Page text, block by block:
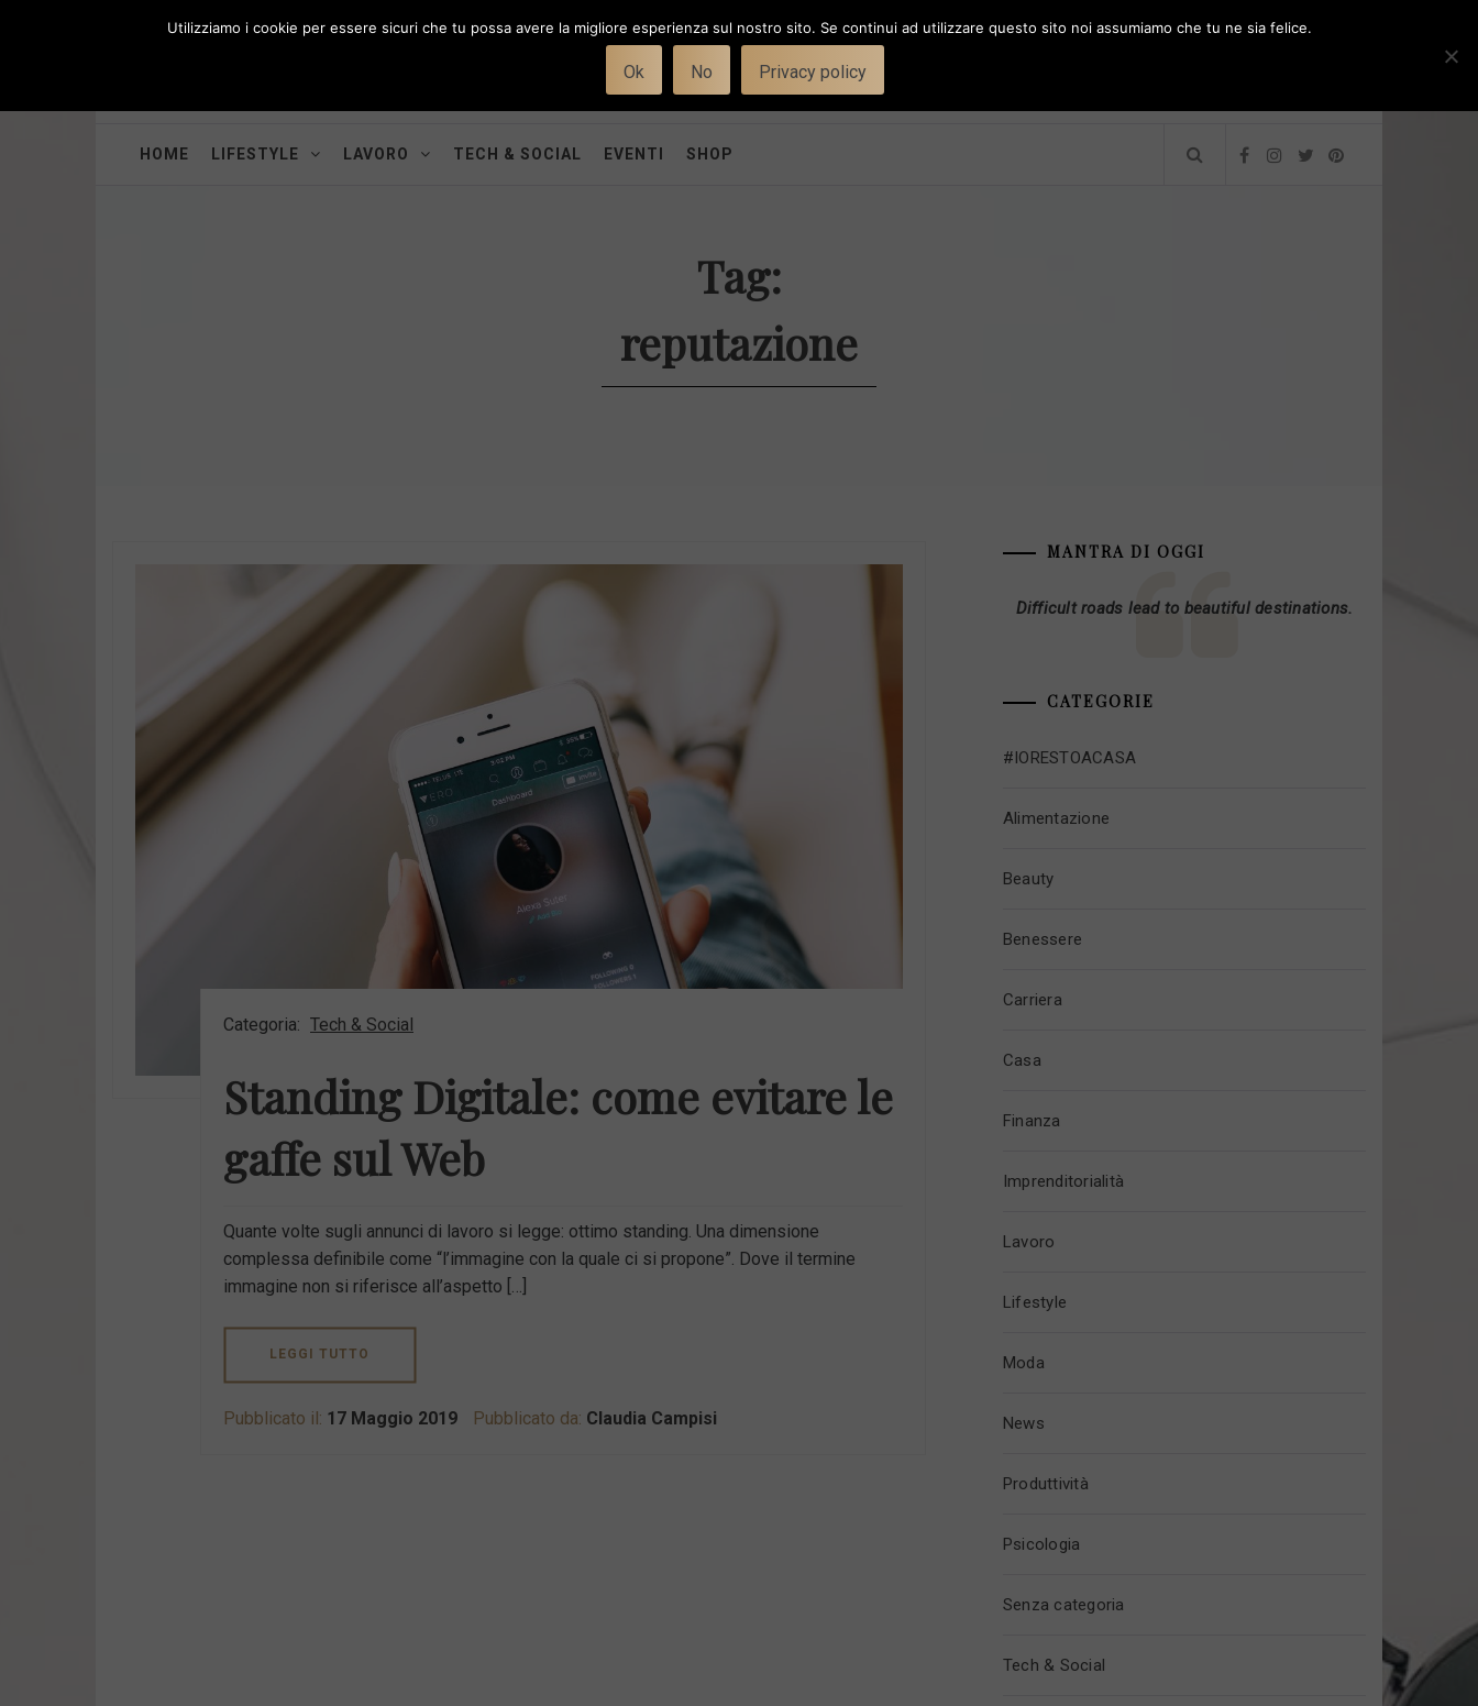
HOME LIFESTYLE LAVORO TECH & SOCIAL EVENTI SHOP
Tag:
reputazione
Categoria: Tech & Social
Standing Digitale: come evitare le
gaffe sul Web
Quante volte sugli annunci di lavoro si legge: ottimo standing. Una dimensione
complessa definibile come “l’immagine con la quale ci si propone”. Dove il termine
immagine non si riferisce all’aspetto […]
LEGGI TUTTO
Pubblicato il: 17 Maggio 2019 Pubblicato da: Claudia Campisi
MANTRA DI OGGI
Difficult roads lead to beautiful destinations.
CATEGORIE
#IORESTOACASA
Alimentazione
Beauty
Benessere
Carriera
Casa
Finanza
Imprenditorialità
Lavoro
Lifestyle
Moda
News
Produttività
Psicologia
Senza categoria
Tech & Social
Utilizziamo i cookie per essere sicuri che tu possa avere la migliore esperienza sul nostro sito. Se continui ad utilizzare questo sito noi assumiamo che tu ne sia felice.
Ok No Privacy policy